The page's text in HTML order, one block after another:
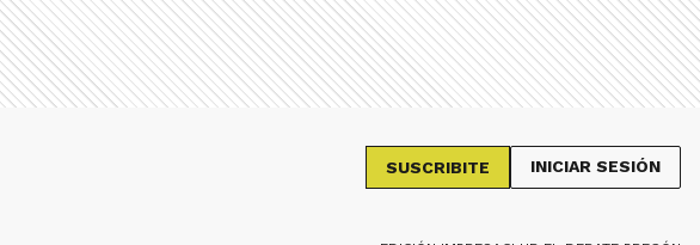
SUSCRIBITE INICIAR SESIÓN